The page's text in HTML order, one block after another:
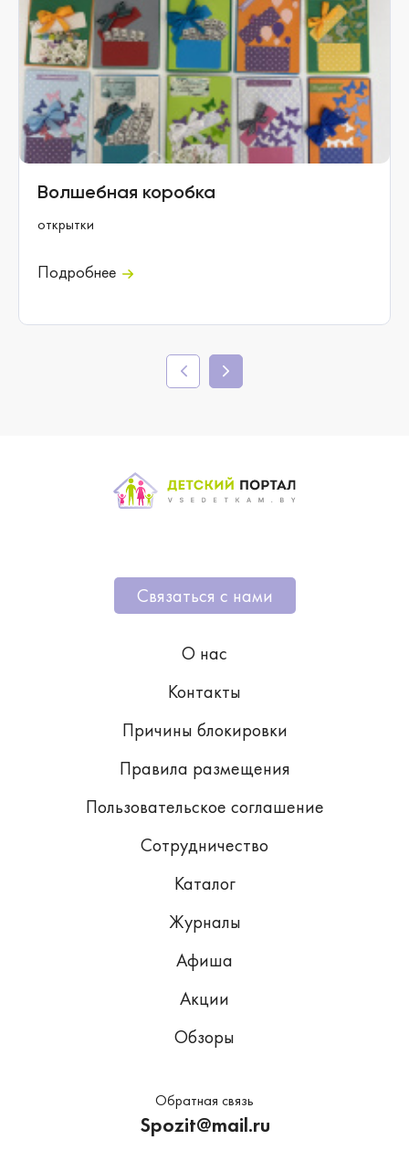
Волшебная коробка
открытки
Подробнее
Связаться с нами
О нас
Контакты
Причины блокировки
Правила размещения
Пользовательское соглашение
Сотрудничество
Каталог
Журналы
Афиша
Акции
Обзоры
Обратная связь
Spozit@mail.ru